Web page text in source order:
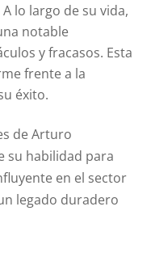
A lo largo de su vida,
notable
y fracasos. Esta
frente a la
éxito.
de Arturo
su habilidad para
en el sector
legado duradero